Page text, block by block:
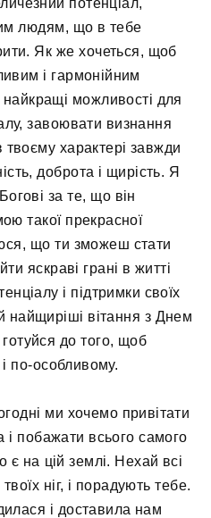
людям, що в тебе
Як же хочеться, щоб
і гармонійним
можливості для
завоювати визнання
характері завжди
доброта і щирість. Я
за те, що він
такої прекрасної
що ти зможеш стати
яскраві грані в житті
і підтримки своїх
вітання з Днем
до того, щоб
по-особливому.
ми хочемо привітати
і побажати всього самого
є на цій землі. Нехай всі
ніг, і порадують тебе.
і доставила нам